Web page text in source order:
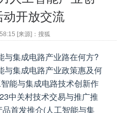
动开放交流
[来源]：搜狐
与集成电路产业路在何方?
与集成电路产业政策惠及何
能与集成电路技术创新作
中关村技术交易与推广推
首发推介(人工智能与集